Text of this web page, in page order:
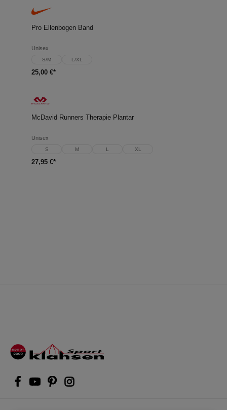
Pro Ellenbogen Band
Unisex
S/M L/XL
25,00 €*
McDavid Runners Therapie Plantar
Unisex
S M L XL
27,95 €*